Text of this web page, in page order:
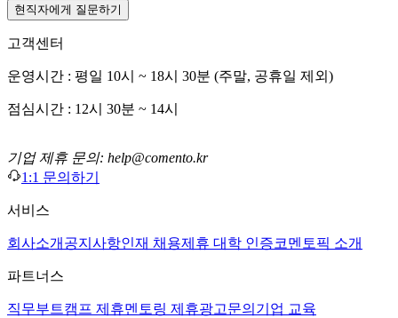
현직자에게 질문하기
고객센터
운영시간 : 평일 10시 ~ 18시 30분 (주말, 공휴일 제외)
점심시간 : 12시 30분 ~ 14시
기업 제휴 문의: help@comento.kr
1:1 문의하기
서비스
회사소개 공지사항인재 채용제휴 대학 인증코멘토픽 소개
파트너스
직무부트캠프 제휴멘토링 제휴광고문의 기업 교육